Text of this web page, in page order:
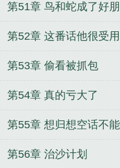
第51章 鸟和蛇成了好
第52章 这番话他很受用
第53章 偷看被抓包
第54章 真的亏大了
第55章 想归想空话不
第56章 治沙计划